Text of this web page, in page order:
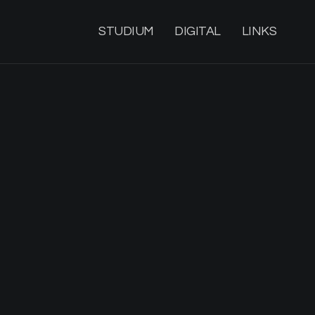
STUDIUM DIGITAL LINKS